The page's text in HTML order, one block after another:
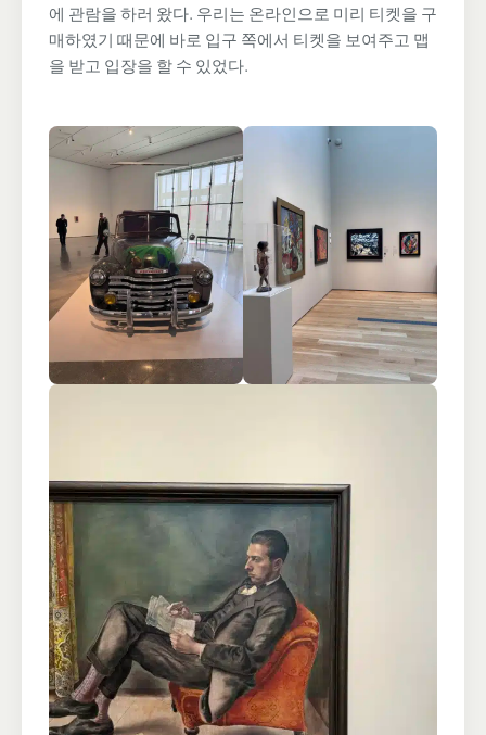
에 관람을 하러 왔다. 우리는 온라인으로 미리 티켓을 구
매하였기 때문에 바로 입구 쪽에서 티켓을 보여주고 맵
을 받고 입장을 할 수 있었다.